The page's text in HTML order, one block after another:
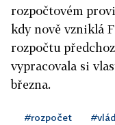
rozpočtovém
kdy nově vzniklá
rozpočtu
vypracovala si
března.
#rozpočet